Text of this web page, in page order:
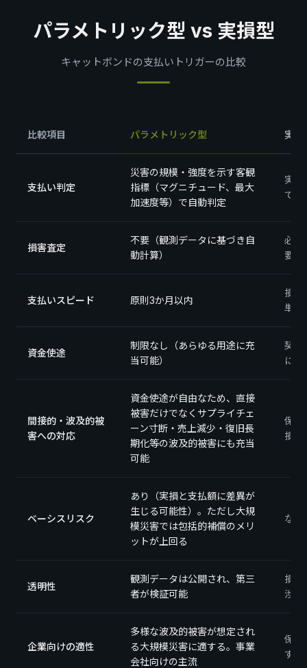
パラメトリック型 vs 実損型
キャットボンドの支払いトリガーの比較
比較項目 パラメトリック型 実損
支払い判定
災害の規模・強度を示す客観
指標（マグニチュード、最大
加速度等）で自動判定
実際
て判
損害査定
不要（観測データに基づき自
動計算）
必要
要す
支払いスピード 原則3か月以内
損害
単位
資金使途
制限なし（あらゆる用途に充
当可能）
契約
に対
間接的・波及的被
害への対応
資金使途が自由なため、直接
被害だけでなくサプライチェ
ーン寸断・売上減少・復旧長
期化等の波及的被害にも充当
可能
保険
損害
ベーシスリスク
あり（実損と支払額に差異が
生じる可能性）。ただし大規
模災害では包括的補償のメリ
ットが上回る
なし
透明性
観測データは公開され、第三
者が検証可能
損害
渉を
企業向けの適性
多様な波及的被害が想定され
る大規模災害に適する。事業
会社向けの主流
保険
すい